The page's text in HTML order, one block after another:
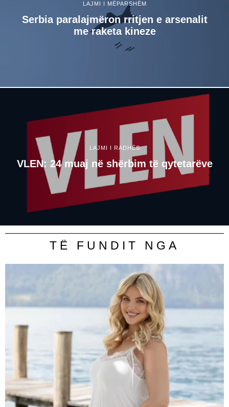
LAJMI I MËPARSHËM
Serbia paralajmëron rritjen e arsenalit
me raketa kineze
LAJMI I RADHËS
VLEN: 24 muaj në shërbim të qytetarëve
TË FUNDIT NGA